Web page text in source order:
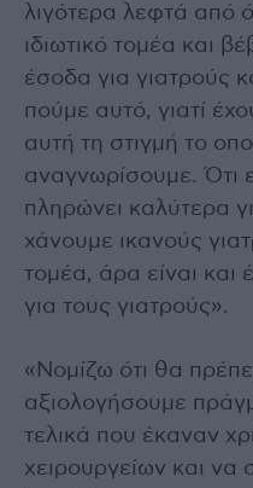
λιγότερα λεφτά από
ιδιωτικό τομέα και
έσοδα για γιατρούς
πούμε αυτό, γιατί
αυτή τη στιγμή το
αναγνωρίσουμε. Ότι
πληρώνει καλύτερα
χάνουμε ικανούς
τομέα, άρα είναι και
για τους γιατρούς».
«Νομίζω ότι θα
αξιολογήσουμε
τελικά που έκαναν
χειρουργείων και να